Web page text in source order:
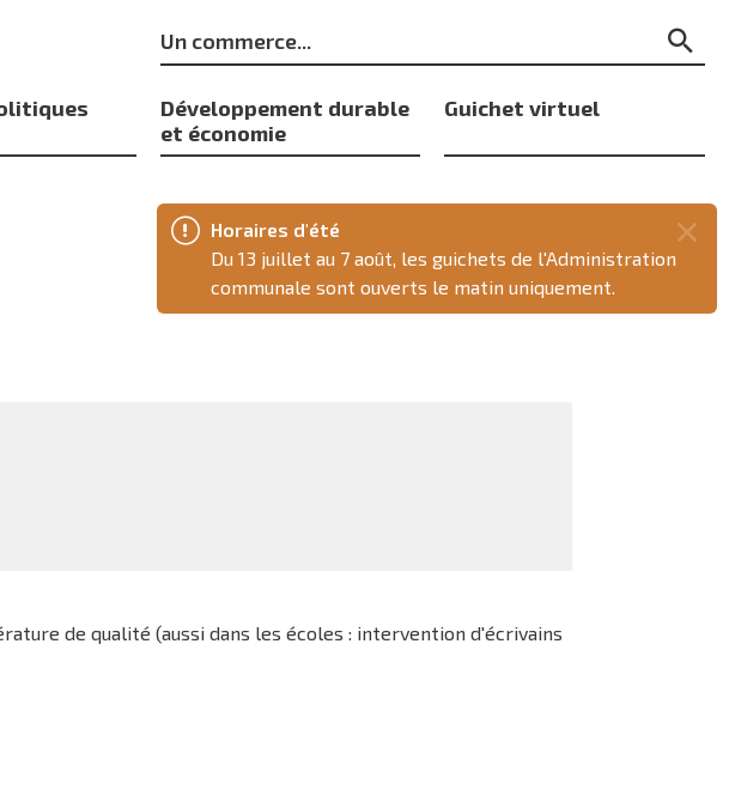
Horaires d'été
Du 13 juillet au 7 août, les guichets de l'Administration
communale sont ouverts le matin uniquement.
Mots
clés
Développement durable
et économie
Guichet virtuel
de qualité (aussi dans les écoles : intervention d'écrivains